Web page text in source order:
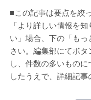
■この記事は要点を絞
「より詳しい情報を
い」場合、下の「も
さい。編集部にてボ
し、件数の多いもの
したうえで、詳細記事